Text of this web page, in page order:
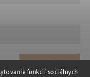
funkcií sociálnych
Prihlásiť sa